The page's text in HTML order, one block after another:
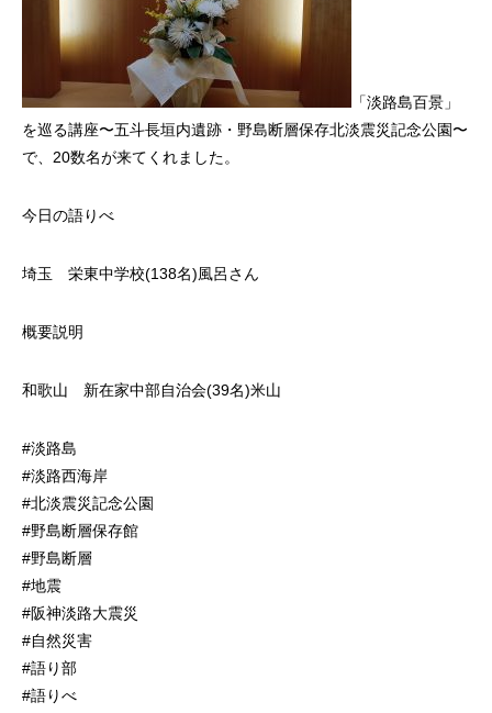
「淡路島百景」
を巡る講座〜五斗長垣内遺跡・野島断層保存北淡震災記念公園〜
で、20数名が来てくれました。
今日の語りべ
埼玉 栄東中学校(138名)風呂さん
概要説明
和歌山 新在家中部自治会(39名)米山
#淡路島
#淡路西海岸
#北淡震災記念公園
#野島断層保存館
#野島断層
#地震
#阪神淡路大震災
#自然災害
#語り部
#語りべ